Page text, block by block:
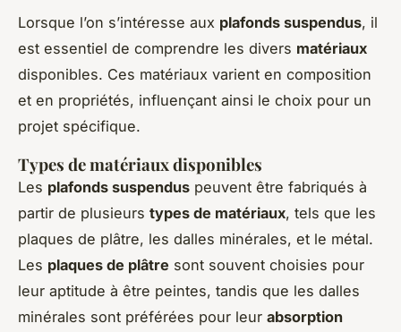
Lorsque l’on s’intéresse aux plafonds suspendus, il
est essentiel de comprendre les divers matériaux
disponibles. Ces matériaux varient en composition
et en propriétés, influençant ainsi le choix pour un
projet spécifique.
Types de matériaux disponibles
Les plafonds suspendus peuvent être fabriqués à
partir de plusieurs types de matériaux, tels que les
plaques de plâtre, les dalles minérales, et le métal.
Les plaques de plâtre sont souvent choisies pour
leur aptitude à être peintes, tandis que les dalles
minérales sont préférées pour leur absorption